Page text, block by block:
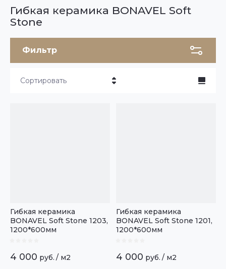
Гибкая керамика BONAVEL Soft
Stone
Фильтр
Сортировать
Гибкая керамика
BONAVEL Soft Stone 1203,
1200*600мм
4 000 руб. / м2
Гибкая керамика
BONAVEL Soft Stone 1201,
1200*600мм
4 000 руб. / м2